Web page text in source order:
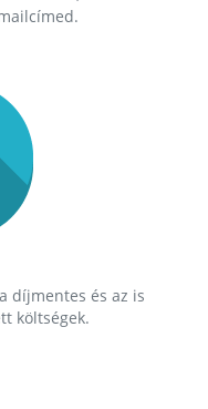
díjmentes és az is
költségek.